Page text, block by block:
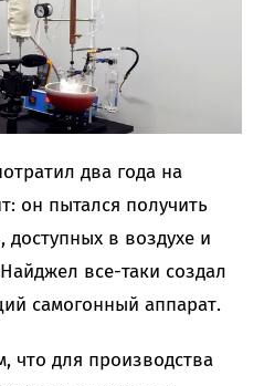
два года на
он пытался получить
в воздухе и
все-таки создал
самогонный аппарат.
что для производства